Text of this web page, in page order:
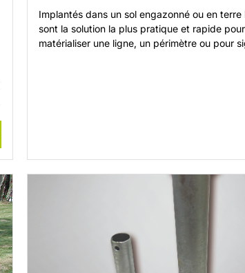
Implantés dans un sol engazonné ou en terre
sont la solution la plus pratique et rapide pour
matérialiser une ligne, un périmètre ou pour